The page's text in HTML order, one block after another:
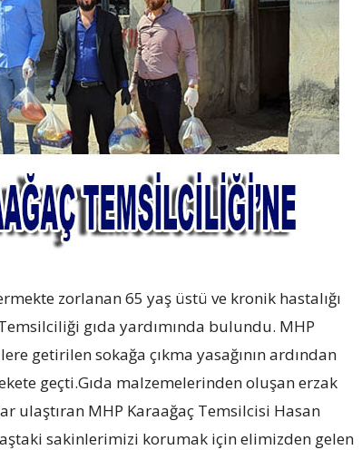
zorlanan 65 yaş üstü ve kronik hastalığı
gıda yardımında bulundu. MHP
getirilen sokağa çıkma yasağının ardından
geçti.Gıda malzemelerinden oluşan erzak
ulaştıran MHP Karaağaç Temsilcisi Hasan
sakinlerimizi korumak için elimizden gelen